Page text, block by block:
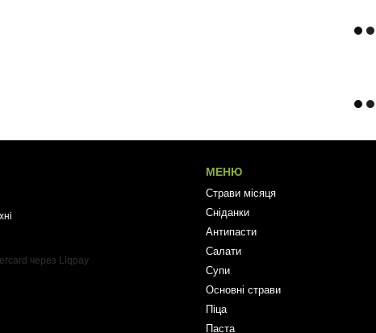
МЕНЮ
Страви місяця
Сніданки
Антипасти
Салати
Супи
Основні страви
Піца
Паста